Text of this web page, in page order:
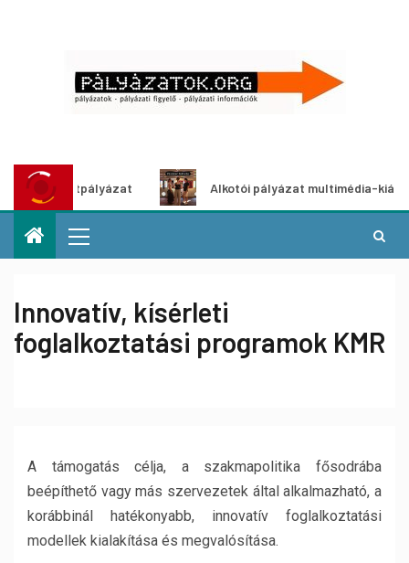
ötletpályázat Alkotói pályázat multimédia-kiállításhoz
Innovatív, kísérleti
foglalkoztatási programok KMR
A támogatás célja, a szakmapolitika fősodrába
beépíthető vagy más szervezetek által alkalmazható, a
korábbinál hatékonyabb, innovatív foglalkoztatási
modellek kialakítása és megvalósítása.